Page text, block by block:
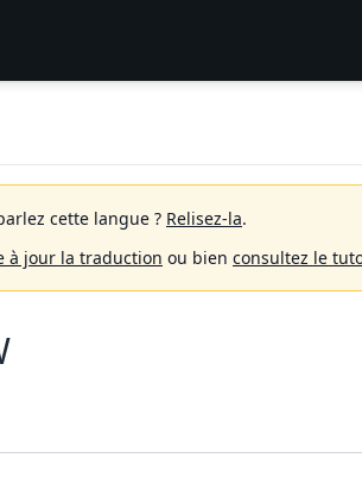
cette langue ? Relisez-la.
à jour la traduction ou bien consultez le